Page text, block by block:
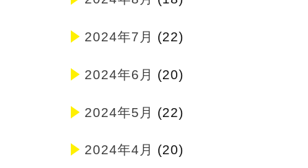
2024年7月 (22)
2024年6月 (20)
2024年5月 (22)
2024年4月 (20)